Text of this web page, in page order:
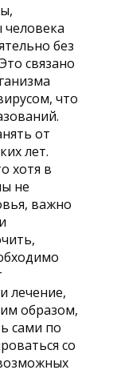
без
связано
что
от
лет.
хотя в
не
важно
лечение,
образом,
сами по
со